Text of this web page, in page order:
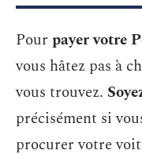
Pour payer votre
vous hâtez pas à
vous trouvez.
précisément si
procurer votre